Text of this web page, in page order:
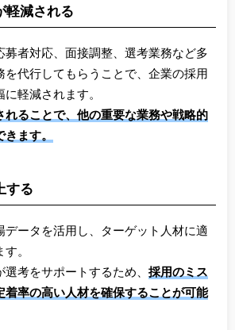
軽減される
募者対応、面接調整、選考業務など多
を代行してもらうことで、企業の採用
軽減されます。
れることで、他の重要な業務や戦略的
ます。
する
データを活用し、ターゲット人材に適
。
考をサポートするため、 採用のミス
着率の高い人材を確保することが可能